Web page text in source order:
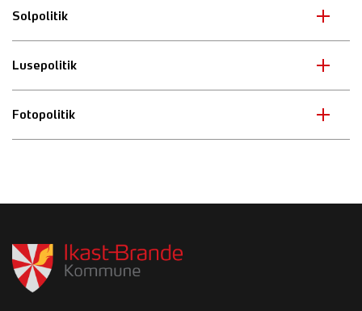
Solpolitik
Lusepolitik
Fotopolitik